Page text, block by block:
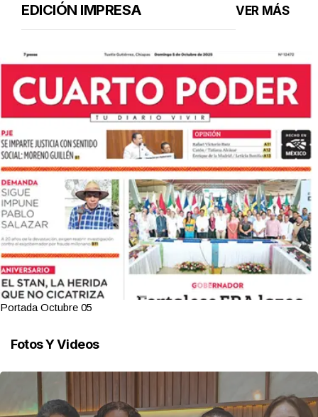
EDICIÓN IMPRESA VER MÁS
Portada Octubre 05
Fotos Y Videos